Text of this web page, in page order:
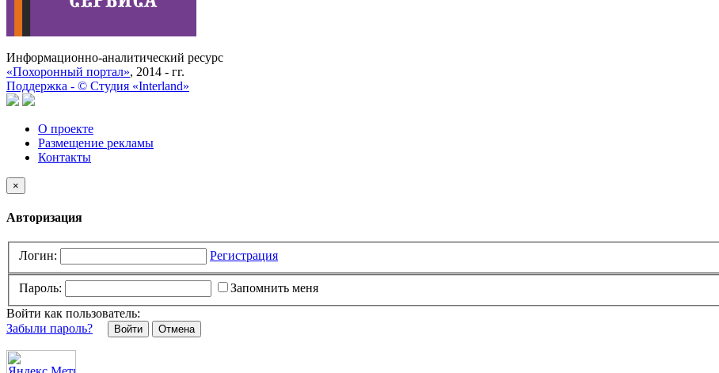
Информационно-аналитический ресурс
«Похоронный портал», 2014 - гг.
Поддержка - © Cтудия «Interland»
О проекте
Размещение рекламы
Контакты
×
Авторизация
Логин: Регистрация
Пароль:
Запомнить меня
Войти как пользователь:
Забыли пароль?
Отмена